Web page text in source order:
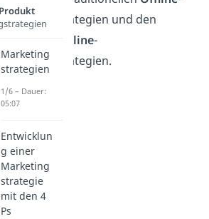
und den
Online-
Marketingstrategien.
Marketing
strategien
1/6 – Dauer:
05:07
Entwicklun
g einer
Marketing
strategie
mit den 4
Ps